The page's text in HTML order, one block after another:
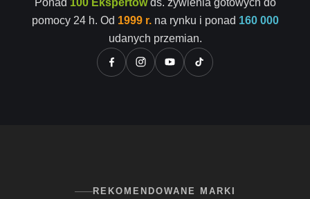
pomocy 24 h. Od 1999 r.na rynku i ponad 160 000
udanych przemian.
REKOMENDOWANE MARKI